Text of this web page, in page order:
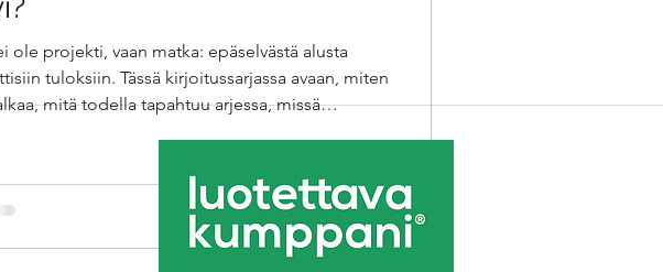
ole projekti, vaan matka: epäselvästä alusta
tuloksiin. Tässä kirjoitussarjassa avaan, miten
mitä todella tapahtuu arjessa, missä
– se on erilaista kuin luulet.